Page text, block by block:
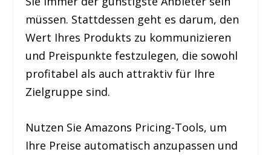
müssen. Stattdessen geht es darum, den
Wert Ihres Produkts zu kommunizieren
und Preispunkte festzulegen, die sowohl
profitabel als auch attraktiv für Ihre
Zielgruppe sind.
Nutzen Sie Amazons Pricing-Tools, um
Ihre Preise automatisch anzupassen und